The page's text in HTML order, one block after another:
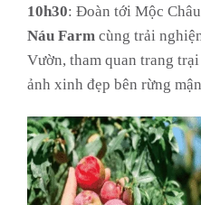
10h30: Đoàn tới Mộc
Náu Farm cùng trải
Vườn, tham quan trang
ảnh xinh đẹp bên rừng